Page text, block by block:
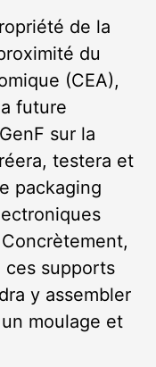
de la
du
(CEA),
future
sur la
testera et
packaging
ces supports
y assembler
moulage et